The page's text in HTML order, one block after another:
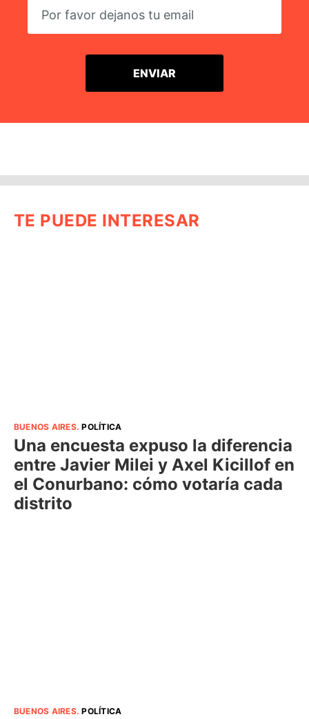
TE PUEDE INTERESAR
BUENOS AIRES.POLÍTICA
Una encuesta expuso la diferencia
entre Javier Milei y Axel Kicillof en
el Conurbano: cómo votaría cada
distrito
BUENOS AIRES.POLÍTICA